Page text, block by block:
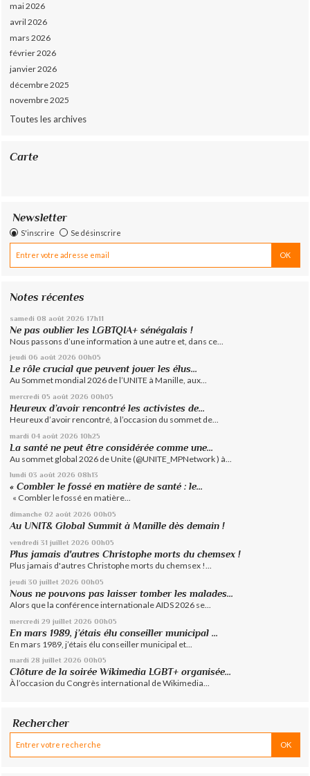
mai 2026
avril 2026
mars 2026
février 2026
janvier 2026
décembre 2025
novembre 2025
Toutes les archives
Carte
Newsletter
S'inscrire Se désinscrire
Notes récentes
samedi 08 août 2026 17h11
Ne pas oublier les LGBTQIA+ sénégalais !
Nous passons d’une information à une autre et, dans ce...
jeudi 06 août 2026 00h05
Le rôle crucial que peuvent jouer les élus...
Au Sommet mondial 2026 de l’UNITE à Manille, aux...
mercredi 05 août 2026 00h05
Heureux d’avoir rencontré les activistes de...
Heureux d’avoir rencontré, à l’occasion du sommet de...
mardi 04 août 2026 10h25
La santé ne peut être considérée comme une...
Au sommet global 2026 de Unite (@UNITE_MPNetwork ) à...
lundi 03 août 2026 08h13
« Combler le fossé en matière de santé : le...
« Combler le fossé en matière...
dimanche 02 août 2026 00h05
Au UNIT& Global Summit à Manille dès demain !
vendredi 31 juillet 2026 00h05
Plus jamais d'autres Christophe morts du chemsex !
Plus jamais d'autres Christophe morts du chemsex !...
jeudi 30 juillet 2026 00h05
Nous ne pouvons pas laisser tomber les malades...
Alors que la conférence internationale AIDS 2026 se...
mercredi 29 juillet 2026 00h05
En mars 1989, j’étais élu conseiller municipal ...
En mars 1989, j’étais élu conseiller municipal et...
mardi 28 juillet 2026 00h05
Clôture de la soirée Wikimedia LGBT+ organisée...
À l’occasion du Congrès international de Wikimedia...
Rechercher